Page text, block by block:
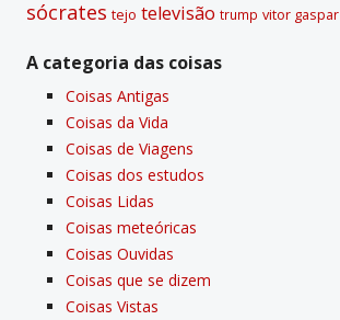
sócrates tejo televisão trump vitor gaspar
A categoria das coisas
Coisas Antigas
Coisas da Vida
Coisas de Viagens
Coisas dos estudos
Coisas Lidas
Coisas meteóricas
Coisas Ouvidas
Coisas que se dizem
Coisas Vistas